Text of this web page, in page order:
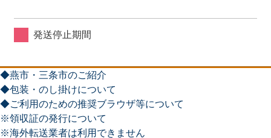
発送停止期間
◆燕市・三条市のご紹介
◆包装・のし掛けについて
◆ご利用のための推奨ブラウザ等について
※領収証の発行について
※海外転送業者は利用できません